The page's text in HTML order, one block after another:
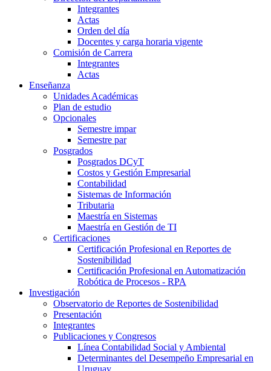
Integrantes
Actas
Orden del día
Docentes y carga horaria vigente
Comisión de Carrera
Integrantes
Actas
Enseñanza
Unidades Académicas
Plan de estudio
Opcionales
Semestre impar
Semestre par
Posgrados
Posgrados DCyT
Costos y Gestión Empresarial
Contabilidad
Sistemas de Información
Tributaria
Maestría en Sistemas
Maestría en Gestión de TI
Certificaciones
Certificación Profesional en Reportes de
Sostenibilidad
Certificación Profesional en Automatización
Robótica de Procesos - RPA
Investigación
Observatorio de Reportes de Sostenibilidad
Presentación
Integrantes
Publicaciones y Congresos
Línea Contabilidad Social y Ambiental
Determinantes del Desempeño Empresarial en
Uruguay